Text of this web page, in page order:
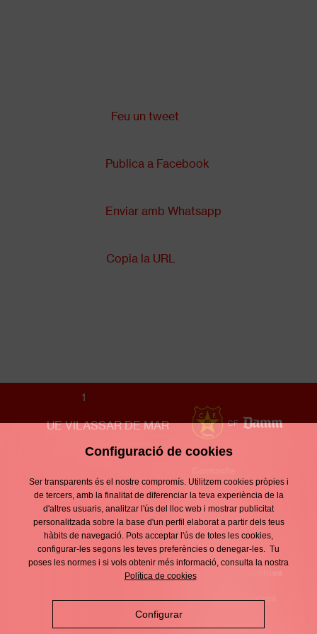
Feu un tweet
Publica a Facebook
Enviar amb Whatsapp
Copia la URL
1
UE VILASSAR DE MAR
0
Enllaços
d'interès
Footer
menu
Avís legal
Política de
privacitat
Política de cookies
Política de xarxes
Configuració de cookies
Ser transparents és el nostre compromís. Utilitzem cookies pròpies i
de tercers, amb la finalitat de diferenciar la teva experiència de la
d'altres usuaris, analitzar l'ús del lloc web i mostrar publicitat
personalitzada sobre la base d'un perfil elaborat a partir dels teus
hàbits de navegació. Pots acceptar l'ús de totes les cookies,
configurar-les segons les teves preferències o denegar-les. Tu
poses les normes i si vols obtenir més informació, consulta la nostra
Política de cookies
Configurar